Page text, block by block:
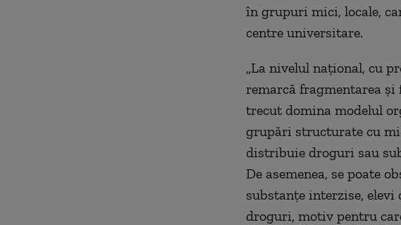
în grupuri mici, locale,
centre universitare.
„La nivelul naţional, cu
remarcă fragmentarea
trecut domina modelul
grupări structurate cu
distribuie droguri sau
De asemenea, se poate
substanţe interzise, elevi
droguri, motiv pentru